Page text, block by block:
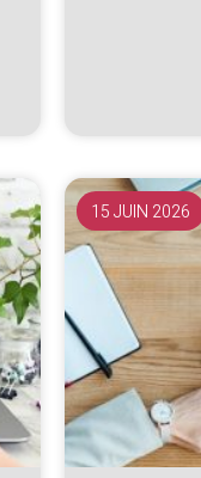
15 JUIN 2026